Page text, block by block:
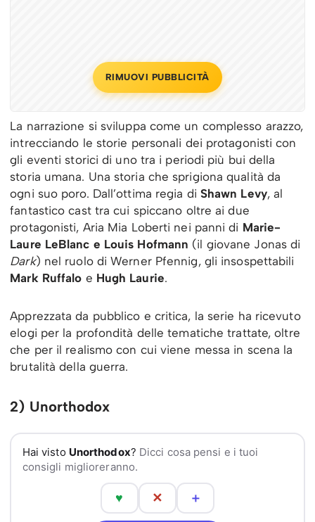
RIMUOVI PUBBLICITÀ
La narrazione si sviluppa come un complesso arazzo,
intrecciando le storie personali dei protagonisti con
gli eventi storici di uno tra i periodi più bui della
storia umana. Una storia che sprigiona qualità da
ogni suo poro. Dall’ottima regia di Shawn Levy, al
fantastico cast tra cui spiccano oltre ai due
protagonisti, Aria Mia Loberti nei panni di Marie-
Laure LeBlanc e Louis Hofmann (il giovane Jonas di
Dark) nel ruolo di Werner Pfennig, gli insospettabili
Mark Ruffalo e Hugh Laurie.
Apprezzata da pubblico e critica, la serie ha ricevuto
elogi per la profondità delle tematiche trattate, oltre
che per il realismo con cui viene messa in scena la
brutalità della guerra.
2) Unorthodox
Hai visto Unorthodox? Dicci cosa pensi e i tuoi
consigli miglioreranno.
♥ ✕ ＋